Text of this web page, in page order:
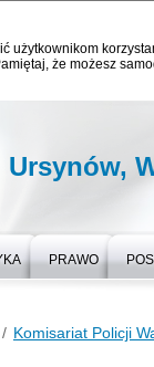
użytkownikom
że możesz
Ursynów,
PRAWO
Komisariat Policji